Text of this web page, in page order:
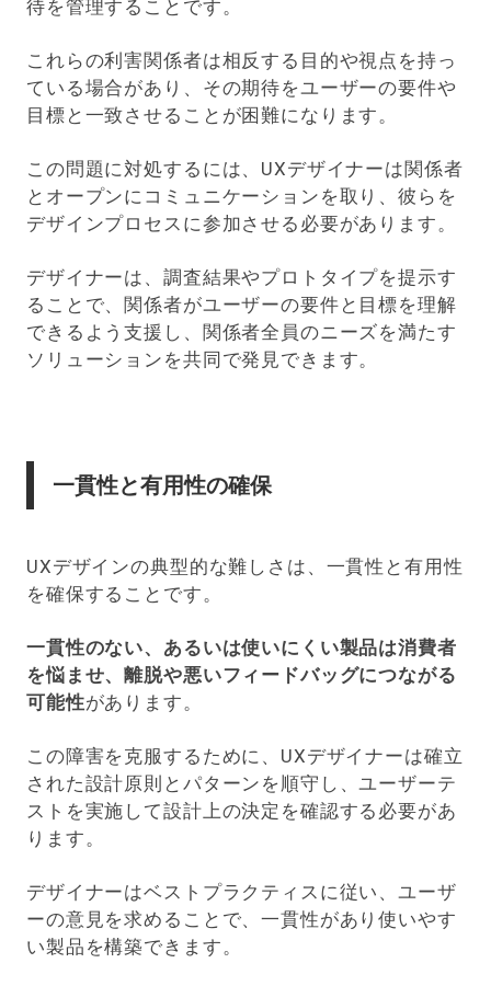
待を管理することです。
これらの利害関係者は相反する目的や視点を持っ
ている場合があり、その期待をユーザーの要件や
目標と一致させることが困難になります。
この問題に対処するには、UXデザイナーは関係者
とオープンにコミュニケーションを取り、彼らを
デザインプロセスに参加させる必要があります。
デザイナーは、調査結果やプロトタイプを提示す
ることで、関係者がユーザーの要件と目標を理解
できるよう支援し、関係者全員のニーズを満たす
ソリューションを共同で発見できます。
一貫性と有用性の確保
UXデザインの典型的な難しさは、一貫性と有用性
を確保することです。
一貫性のない、あるいは使いにくい製品は消費者
を悩ませ、離脱や悪いフィードバッグにつながる
可能性があります。
この障害を克服するために、UXデザイナーは確立
された設計原則とパターンを順守し、ユーザーテ
ストを実施して設計上の決定を確認する必要があ
ります。
デザイナーはベストプラクティスに従い、ユーザ
ーの意見を求めることで、一貫性があり使いやす
い製品を構築できます。